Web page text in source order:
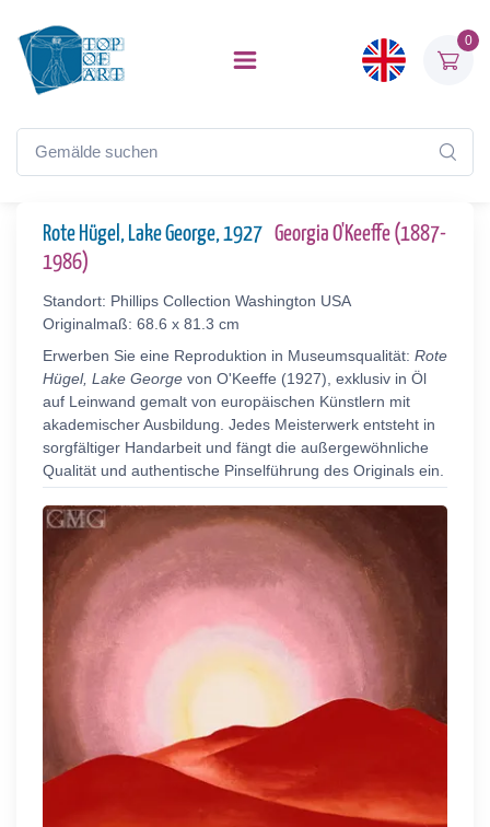
0
Rote Hügel, Lake George, 1927 Georgia O'Keeffe (1887-
1986)
Standort: Phillips Collection Washington USA
Originalmaß: 68.6 x 81.3 cm
Erwerben Sie eine Reproduktion in Museumsqualität: Rote
Hügel, Lake George von O'Keeffe (1927), exklusiv in Öl
auf Leinwand gemalt von europäischen Künstlern mit
akademischer Ausbildung. Jedes Meisterwerk entsteht in
sorgfältiger Handarbeit und fängt die außergewöhnliche
Qualität und authentische Pinselführung des Originals ein.